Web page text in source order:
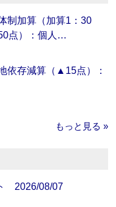
制加算（加算1：30
点）：個人…
依存減算（▲15点）：
もっと見る »
2026/08/07